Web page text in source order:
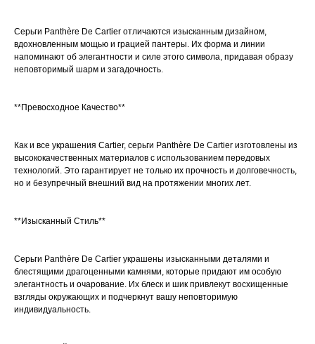
Серьги Panthère De Cartier отличаются изысканным дизайном,
вдохновленным мощью и грацией пантеры. Их форма и линии
напоминают об элегантности и силе этого символа, придавая образу
неповторимый шарм и загадочность.
**Превосходное Качество**
Как и все украшения Cartier, серьги Panthère De Cartier изготовлены из
высококачественных материалов с использованием передовых
технологий. Это гарантирует не только их прочность и долговечность,
но и безупречный внешний вид на протяжении многих лет.
**Изысканный Стиль**
Серьги Panthère De Cartier украшены изысканными деталями и
блестящими драгоценными камнями, которые придают им особую
элегантность и очарование. Их блеск и шик привлекут восхищенные
взгляды окружающих и подчеркнут вашу неповторимую
индивидуальность.